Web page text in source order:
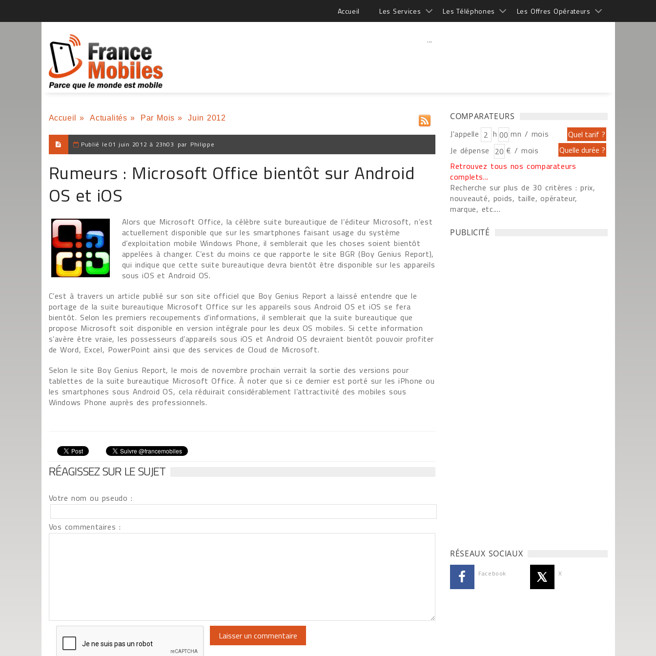
Accueil Les Services Les Téléphones Les Offres Opérateurs
...
Accueil » Actualités » Par Mois » Juin 2012
Publié le 01 juin 2012 à 23h03 par Philippe
Rumeurs : Microsoft Office bientôt sur Android
OS et iOS
Alors que Microsoft Office, la célèbre suite bureautique de l’éditeur Microsoft, n’est
actuellement disponible que sur les smartphones faisant usage du système
d’exploitation mobile Windows Phone, il semblerait que les choses soient bientôt
appelées à changer. C’est du moins ce que rapporte le site BGR (Boy Genius Report),
qui indique que cette suite bureautique devra bientôt être disponible sur les appareils
sous iOS et Android OS.
C’est à travers un article publié sur son site officiel que Boy Genius Report a laissé entendre que le
portage de la suite bureautique Microsoft Office sur les appareils sous Android OS et iOS se fera
bientôt. Selon les premiers recoupements d’informations, il semblerait que la suite bureautique que
propose Microsoft soit disponible en version intégrale pour les deux OS mobiles. Si cette information
s’avère être vraie, les possesseurs d’appareils sous iOS et Android OS devraient bientôt pouvoir profiter
de Word, Excel, PowerPoint ainsi que des services de Cloud de Microsoft.
Selon le site Boy Genius Report, le mois de novembre prochain verrait la sortie des versions pour
tablettes de la suite bureautique Microsoft Office. À noter que si ce dernier est porté sur les iPhone ou
les smartphones sous Android OS, cela réduirait considérablement l’attractivité des mobiles sous
Windows Phone auprès des professionnels.
RÉAGISSEZ SUR LE SUJET
Votre nom ou pseudo :
Vos commentaires :
COMPARATEURS
J'appelle h
mn / mois
Je dépense
€ / mois
Retrouvez tous nos comparateurs
complets...
Recherche sur plus de 30 critères : prix,
nouveauté, poids, taille, opérateur,
marque, etc....
PUBLICITÉ
RÉSEAUX SOCIAUX
Facebook X